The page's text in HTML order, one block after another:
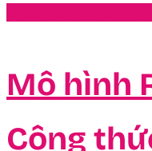
Mô hình
Công